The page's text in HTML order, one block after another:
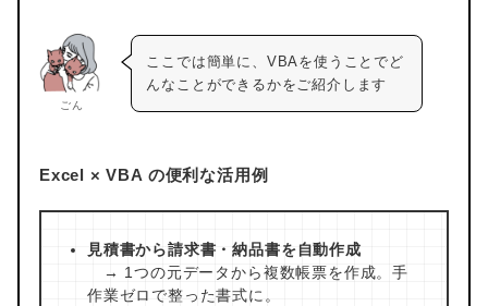
ごん
ここでは簡単に、VBAを使うことでど
んなことができるかをご紹介します
Excel × VBA の便利な活用例
見積書から請求書・納品書を自動作成
→ 1つの元データから複数帳票を作成。手
作業ゼロで整った書式に。